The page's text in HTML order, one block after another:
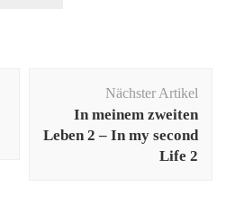
Nächster Artikel
In meinem zweiten
Leben 2 – In my second
Life 2